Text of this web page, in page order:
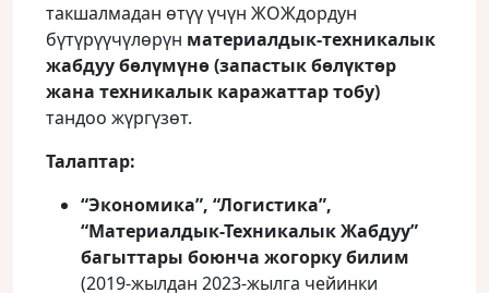
такшалмадан өтүү үчүн ЖОЖдордун
бүтүрүүчүлөрүн материалдык-техникалык
жабдуу бөлүмүнө (запастык бөлүктөр
жана техникалык каражаттар тобу)
тандоо жүргүзөт.
Талаптар:
“Экономика”, “Логистика”,
“Материалдык-Техникалык Жабдуу”
багыттары боюнча жогорку билим
(2019-жылдан 2023-жылга чейинки